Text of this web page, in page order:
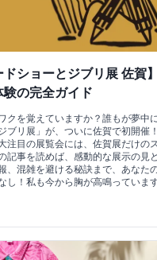
ドショーとジブリ展 佐賀
験の完全ガイド
クを覚えていますか？誰もが夢中
ブリ展」が、ついに佐賀で初開催
注目の展覧会には、佐賀展だけの
記事を読めば、感動的な展示の見
、混雑を避ける秘訣まで、あなた
し！私も今から胸が高鳴っていま